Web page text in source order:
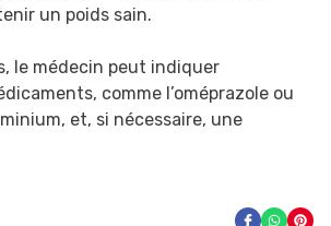
un poids sain.
le médecin peut indiquer
comme l’oméprazole ou
et, si nécessaire, une